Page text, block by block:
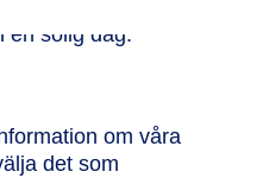
om våra
det som